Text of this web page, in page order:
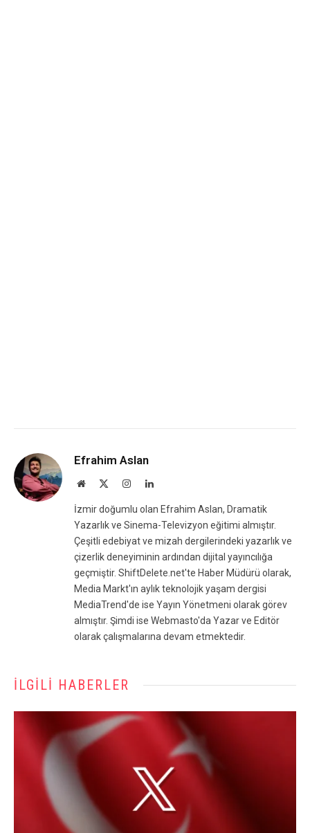
Efrahim Aslan
Website InstagramLinkedIn
İzmir doğumlu olan Efrahim Aslan, Dramatik
Yazarlık ve Sinema-Televizyon eğitimi almıştır.
Çeşitli edebiyat ve mizah dergilerindeki yazarlık ve
çizerlik deneyiminin ardından dijital yayıncılığa
geçmiştir. ShiftDelete.net'te Haber Müdürü olarak,
Media Markt'ın aylık teknolojik yaşam dergisi
MediaTrend'de ise Yayın Yönetmeni olarak görev
almıştır. Şimdi ise Webmasto'da Yazar ve Editör
olarak çalışmalarına devam etmektedir.
İLGILI HABERLER